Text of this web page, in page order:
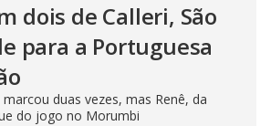
dois de Calleri, São
para a Portuguesa
duas vezes, mas Renê, da
do jogo no Morumbi